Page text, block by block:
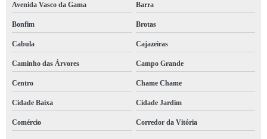
Avenida Vasco da Gama Barra
Bonfim Brotas
Cabula Cajazeiras
Caminho das Árvores Campo Grande
Centro Chame Chame
Cidade Baixa Cidade Jardim
Comércio Corredor da Vitória